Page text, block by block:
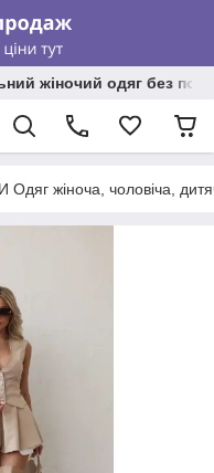
жіночий одяг без
жіноча, чоловіча,